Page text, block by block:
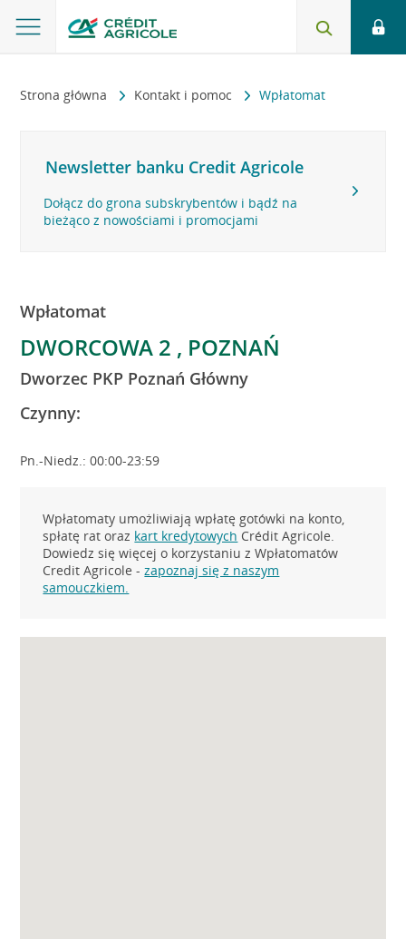
Strona główna Kontakt i pomoc Wpłatomat
Newsletter banku Credit Agricole
Dołącz do grona subskrybentów i bądź na
bieżąco z nowościami i promocjami
Wpłatomat
DWORCOWA 2 , POZNAŃ
Dworzec PKP Poznań Główny
Czynny:
Pn.-Niedz.: 00:00-23:59
Wpłatomaty umożliwiają wpłatę gotówki na konto,
spłatę rat oraz kart kredytowych Crédit Agricole.
Dowiedz się więcej o korzystaniu z Wpłatomatów
Credit Agricole -zapoznaj się z naszym
samouczkiem.